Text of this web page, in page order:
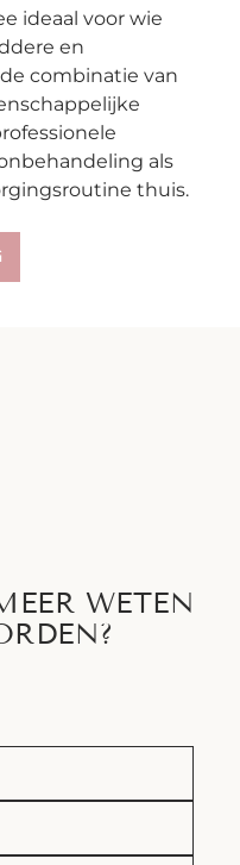
ideaal voor wie
en
combinatie van
als
thuis.
WETEN